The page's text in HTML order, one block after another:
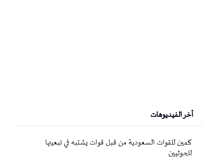
أخر الفيديوهات
كمين للقوات السعودية من قبل قوات يشتبه في تبعيتها
للحوثيين